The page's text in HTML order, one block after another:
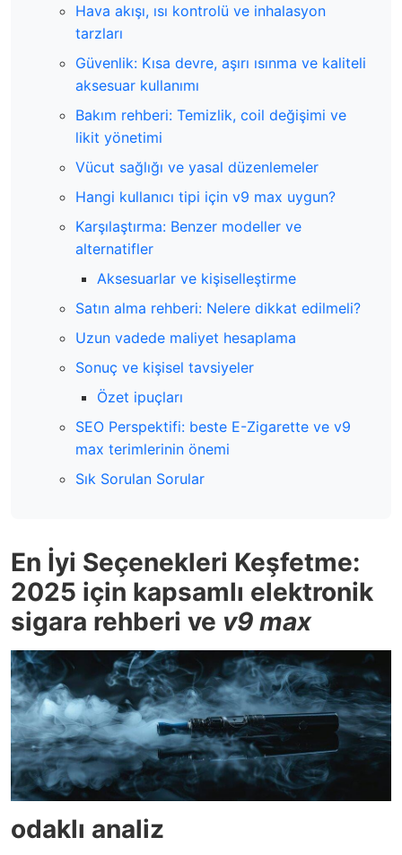
Hava akışı, ısı kontrolü ve inhalasyon
tarzları
Güvenlik: Kısa devre, aşırı ısınma ve kaliteli
aksesuar kullanımı
Bakım rehberi: Temizlik, coil değişimi ve
likit yönetimi
Vücut sağlığı ve yasal düzenlemeler
Hangi kullanıcı tipi için v9 max uygun?
Karşılaştırma: Benzer modeller ve
alternatifler
Aksesuarlar ve kişiselleştirme
Satın alma rehberi: Nelere dikkat edilmeli?
Uzun vadede maliyet hesaplama
Sonuç ve kişisel tavsiyeler
Özet ipuçları
SEO Perspektifi: beste E-Zigarette ve v9
max terimlerinin önemi
Sık Sorulan Sorular
En İyi Seçenekleri Keşfetme:
2025 için kapsamlı elektronik
sigara rehberi ve v9 max
odaklı analiz